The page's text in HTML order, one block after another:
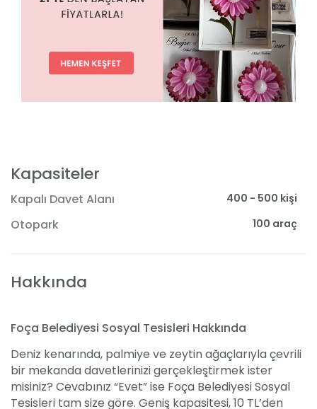
Kapasiteler
Kapalı Davet Alanı 400 - 500 kişi
Otopark 100 araç
Hakkında
Foça Belediyesi Sosyal Tesisleri Hakkında
Deniz kenarında, palmiye ve zeytin ağaçlarıyla çevrili
bir mekanda davetlerinizi gerçekleştirmek ister
misiniz? Cevabınız “Evet” ise Foça Belediyesi Sosyal
Tesisleri tam size göre. Geniş kapasitesi, 10 TL’den